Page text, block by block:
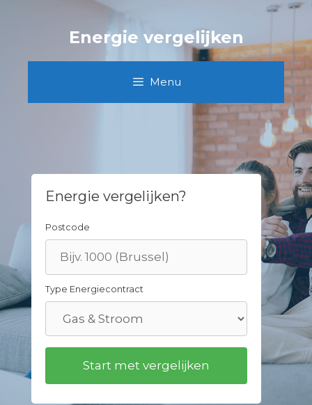
Energie vergelijken
Menu
Energie vergelijken?
Postcode
Type Energiecontract